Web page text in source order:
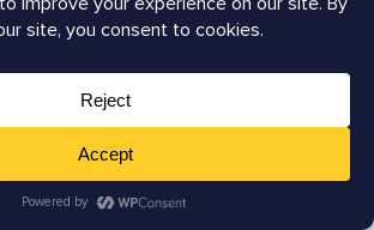
dos seus objetivos de
e cronograma.
e SEM juntos?
empresas que desejam ter
em seu marketing digital